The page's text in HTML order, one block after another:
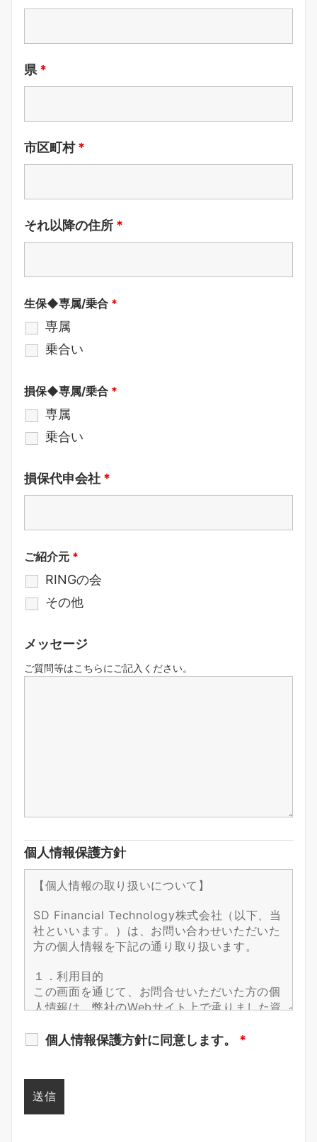
県 *
市区町村*
それ以降の住所 *
生保◆専属/乗合 *
専属
乗合い
損保◆専属/乗合 *
専属
乗合い
損保代申会社 *
ご紹介元 *
RINGの会
その他
メッセージ
ご質問等はこちらにご記入ください。
個人情報保護方針
個人情報保護方針に同意します。 *